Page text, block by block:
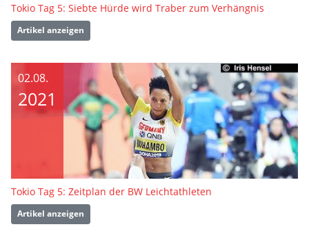
Tokio Tag 5: Siebte Hürde wird Traber zum Verhängnis
Artikel anzeigen
02.08.
2021
Tokio Tag 5: Zeitplan der BW Leichtathleten
Artikel anzeigen